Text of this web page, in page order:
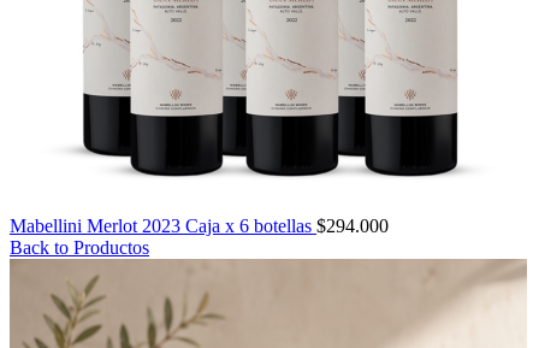
Mabellini Merlot 2023 Caja x 6 botellas $294.000
Back to Productos